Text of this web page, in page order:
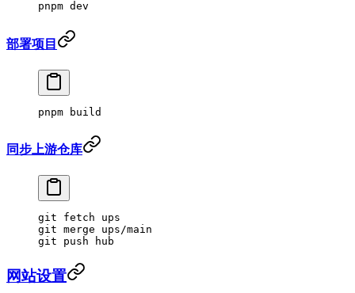
pnpm dev
部署项目
pnpm build
同步上游仓库
git fetch ups
git merge ups/main
git push hub
网站设置